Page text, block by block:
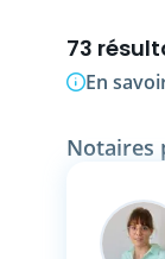
73
En